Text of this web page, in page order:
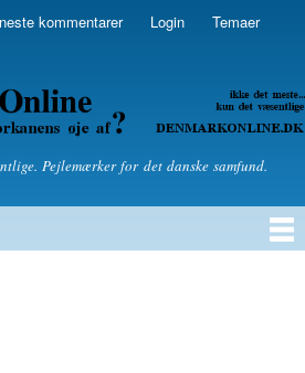
to
kommentarer Login Temaer
- blognyheder om politik
Pejlemærker for det danske samfund.